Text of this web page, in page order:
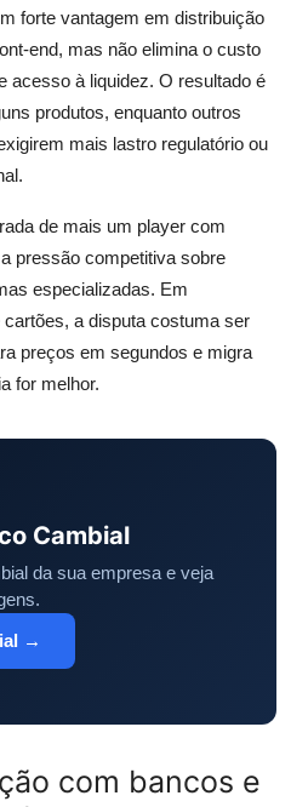
forte vantagem em distribuição
end, mas não elimina o custo
acesso à liquidez. O resultado é
produtos, enquanto outros
mais lastro regulatório ou
de mais um player com
pressão competitiva sobre
especializadas. Em
a disputa costuma ser
preços em segundos e migra
for melhor.
Cambial
da sua empresa e veja
→
com bancos e